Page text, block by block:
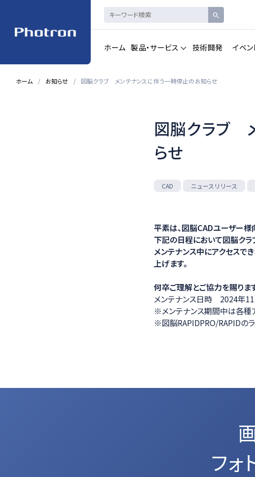
ホーム 製品・サービス 技術開発 イベン
CAD製品
医療ソリューション
ホーム お知らせ 図脳クラブ メンテナンスに伴う一時停止のお知らせ
図脳クラブ
らせ
CAD ニュースリリース
平素は、図脳CADユーザー様
下記の日程において図脳クラ
メンテナンス中にアクセスで
上げます。
何卒ご理解とご協力を賜りま
メンテナンス日時 2024年11
※メンテナンス期間中は各種
※図脳RAPIDPRO/RAPIDの
フォ